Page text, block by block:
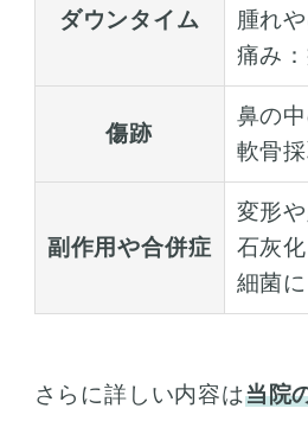
ダウンタイム
腫れ
痛み
傷跡
鼻の
軟骨
副作用や合併症
変形
石灰
細菌
さらに詳しい内容は当院